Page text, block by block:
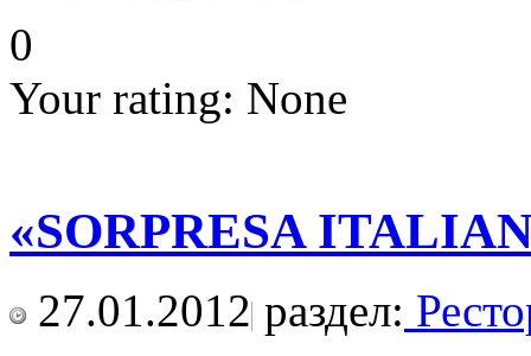
0
Your rating: None
«SORPRESA
27.01.2012 раздел: